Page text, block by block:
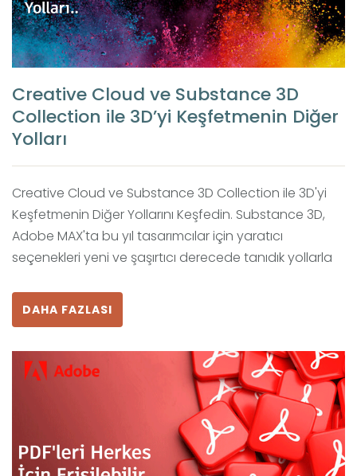
Creative Cloud ve Substance 3D
Collection ile 3D’yi Keşfetmenin Diğer
Yolları
Creative Cloud ve Substance 3D Collection ile 3D'yi
Keşfetmenin Diğer Yollarını Keşfedin. Substance 3D,
Adobe MAX'ta bu yıl tasarımcılar için yaratıcı
seçenekleri yeni ve şaşırtıcı derecede tanıdık yollarla
DAHA FAZLASI